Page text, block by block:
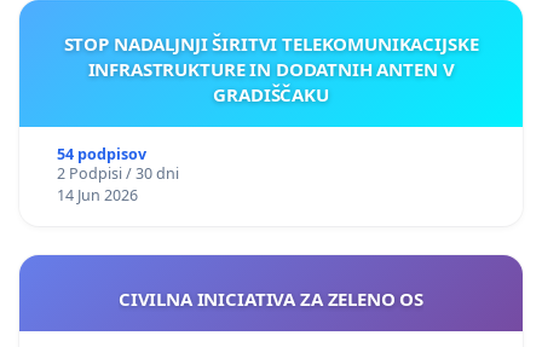
STOP NADALJNJI ŠIRITVI TELEKOMUNIKACIJSKE
INFRASTRUKTURE IN DODATNIH ANTEN V
GRADIŠČAKU
54 podpisov
2 Podpisi / 30 dni
14 Jun 2026
CIVILNA INICIATIVA ZA ZELENO OS